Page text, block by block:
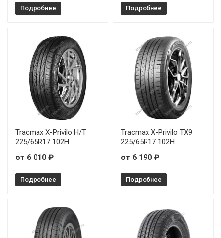
Подробнее Подробнее
Tracmax X-Privilo H/T
225/65R17 102H
от 6 010 ₽
Подробнее
Tracmax X-Privilo TX9
225/65R17 102H
от 6 190 ₽
Подробнее